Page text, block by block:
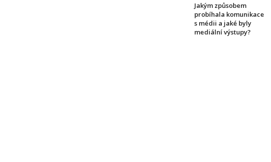
Jakým způsobem
probíhala komunikace
s médii a jaké byly
mediální výstupy?